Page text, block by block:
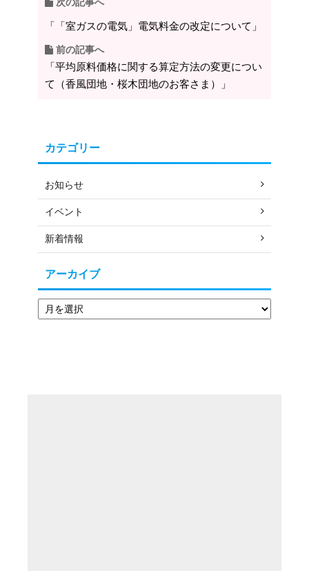
「「室ガスの電気」電気料金の改定について」
前の記事へ
「平均原料価格に関する算定方法の変更につい
て（香風団地・桜木団地のお客さま）」
カテゴリー
お知らせ
イベント
新着情報
アーカイブ